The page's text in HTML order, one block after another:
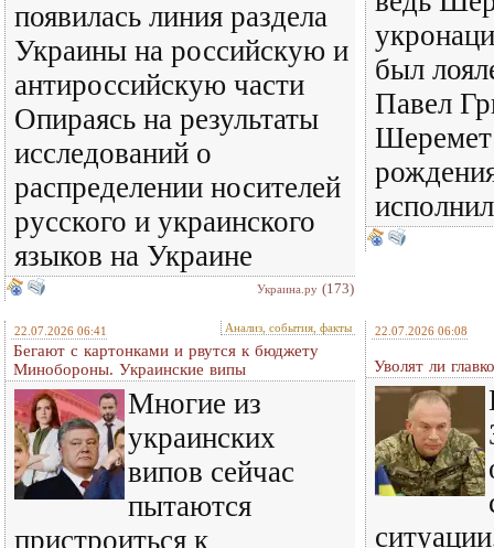
появилась линия раздела
Украины на российскую и
антироссийскую части
Опираясь на результаты
исследований о
распределении носителей
русского и украинского
языков на Украине
Украина.ру (173)
был
Павел
Шеремет
22.07.2026 06:41 Анализ, события, факты
Бегают с картонками и рвутся к бюджету
Минобороны. Украинские випы
Многие из
украинских
випов сейчас
пытаются
пристроиться к
22.07.2026 06:08
Уволят ли